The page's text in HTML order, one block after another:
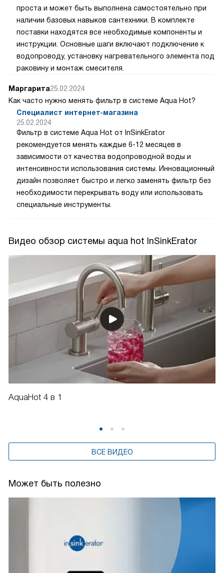
проста и может быть выполнена самостоятельно при
наличии базовых навыков сантехники. В комплекте
поставки находятся все необходимые компоненты и
инструкции. Основные шаги включают подключение к
водопроводу, установку нагревательного элемента под
раковину и монтаж смесителя.
Маргарита25.02.2024
Как часто нужно менять фильтр в системе Aqua Hot?
Специалист интернет-магазина
25.02.2024
Фильтр в системе Aqua Hot от InSinkErator
рекомендуется менять каждые 6-12 месяцев в
зависимости от качества водопроводной воды и
интенсивности использования системы. Инновационный
дизайн позволяет быстро и легко заменять фильтр без
необходимости перекрывать воду или использовать
специальные инструменты.
Видео обзор системы aqua hot InSinkErator
AquaHot 4 в 1
ВСЕ ВИДЕО
Может быть полезно